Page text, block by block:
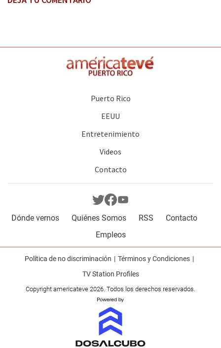
Puerto Rico
EEUU
Entretenimiento
Videos
Contacto
Dónde vernos Quiénes Somos RSS
Contacto
Empleos
Política de no discriminación
Términos y Condiciones
TV Station Profiles
Copyright americateve 2026. Todos los derechos reservados.